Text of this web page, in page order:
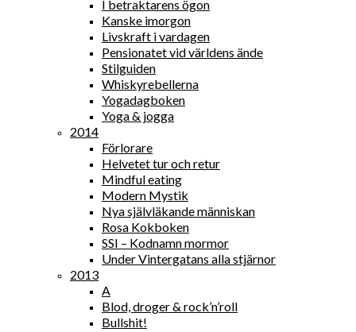
I betraktarens ögon
Kanske imorgon
Livskraft i vardagen
Pensionatet vid världens ände
Stilguiden
Whiskyrebellerna
Yogadagboken
Yoga & jogga
2014
Förlorare
Helvetet tur och retur
Mindful eating
Modern Mystik
Nya självläkande människan
Rosa Kokboken
SSI – Kodnamn mormor
Under Vintergatans alla stjärnor
2013
A
Blod, droger & rock’n’roll
Bullshit!